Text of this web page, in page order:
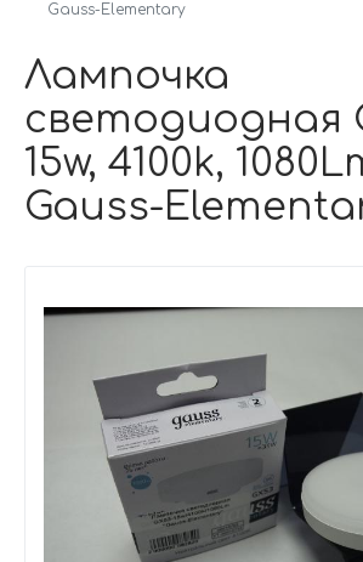
Gauss-Elementary
Лампочка
светодиодная
15w, 4100k,
Gauss-